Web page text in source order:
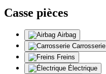
Casse pièces
Airbag
Carrosserie
Freins
Électrique